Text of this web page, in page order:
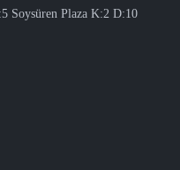
Soysüren Plaza K:2 D:10